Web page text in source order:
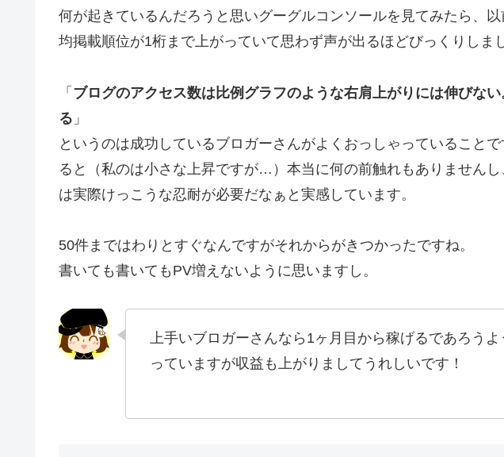
何が起きているんだろうと思いグーグルコンソールを見てみたら、
均掲載順位が1桁まで上がっていて思わず声が出るほどびっくりしま
「 ブログのアクセス数は比例グラフのような右肩上がりには伸びな
る 」
というのは成功しているブロガーさんがよくおっしゃっていること
ると（私のは小さな上昇ですが…）本当に何の前触れもありません
は実際けっこうな忍耐が必要だなぁと実感しています。
50件まではわりとすぐなんですがそれからがきつかったですね。
書いても書いてもPV増えないように思いますし。
上手いブロガーさんなら1ヶ月目から稼げるであろう
っていますが収益も上がりましてうれしいです！